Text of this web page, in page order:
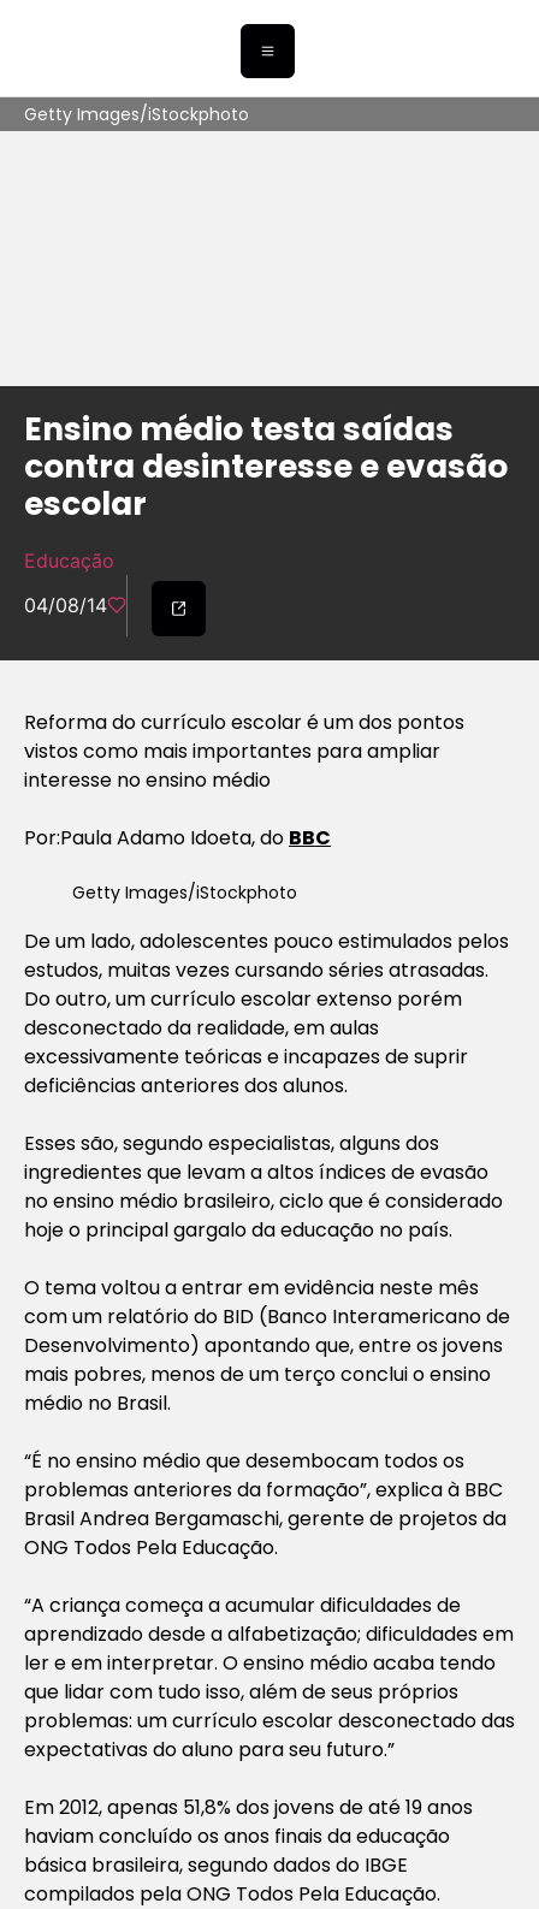
Getty Images/iStockphoto
Ensino médio testa saídas
contra desinteresse e evasão
escolar
Educação
04/08/14
Reforma do currículo escolar é um dos pontos
vistos como mais importantes para ampliar
interesse no ensino médio
Por:Paula Adamo Idoeta, do BBC
Getty Images/iStockphoto
De um lado, adolescentes pouco estimulados pelos
estudos, muitas vezes cursando séries atrasadas.
Do outro, um currículo escolar extenso porém
desconectado da realidade, em aulas
excessivamente teóricas e incapazes de suprir
deficiências anteriores dos alunos.
Esses são, segundo especialistas, alguns dos
ingredientes que levam a altos índices de evasão
no ensino médio brasileiro, ciclo que é considerado
hoje o principal gargalo da educação no país.
O tema voltou a entrar em evidência neste mês
com um relatório do BID (Banco Interamericano de
Desenvolvimento) apontando que, entre os jovens
mais pobres, menos de um terço conclui o ensino
médio no Brasil.
“É no ensino médio que desembocam todos os
problemas anteriores da formação”, explica à BBC
Brasil Andrea Bergamaschi, gerente de projetos da
ONG Todos Pela Educação.
“A criança começa a acumular dificuldades de
aprendizado desde a alfabetização; dificuldades em
ler e em interpretar. O ensino médio acaba tendo
que lidar com tudo isso, além de seus próprios
problemas: um currículo escolar desconectado das
expectativas do aluno para seu futuro.”
Em 2012, apenas 51,8% dos jovens de até 19 anos
haviam concluído os anos finais da educação
básica brasileira, segundo dados do IBGE
compilados pela ONG Todos Pela Educação.